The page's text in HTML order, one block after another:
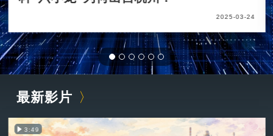
2025-03-24
最新影片
3:49